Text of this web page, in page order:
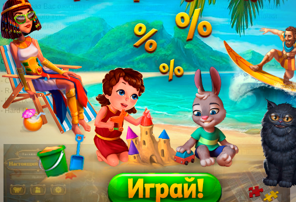
На этот раз Вас ожидает более 120 уникальных карточных раскладок и 12 локаций
таинственного туманного города. Найдите украденное золото, собирайте цепочки
карт и получите огромный гонорар! Используйте специальные бонусы: джокер,
перемешивание, муллиган и получите еще больше монет.
Системные требования:
- OS: Windows XP/Windows Vista/Windows 7
- CPU: 1.0 GHz
- RAM: 512 MB
- DirectX: 9.0
- Hard Drive: 77 MB